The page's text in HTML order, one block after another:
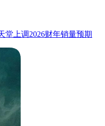
堂上调2026财年销量预期